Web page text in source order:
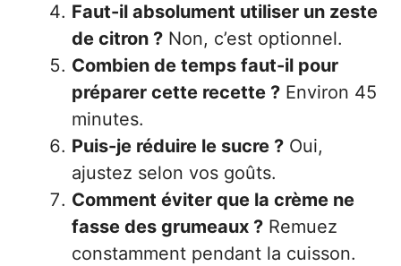
Faut-il absolument utiliser un zeste
de citron ? Non, c’est optionnel.
Combien de temps faut-il pour
préparer cette recette ? Environ 45
minutes.
Puis-je réduire le sucre ? Oui,
ajustez selon vos goûts.
Comment éviter que la crème ne
fasse des grumeaux ? Remuez
constamment pendant la cuisson.